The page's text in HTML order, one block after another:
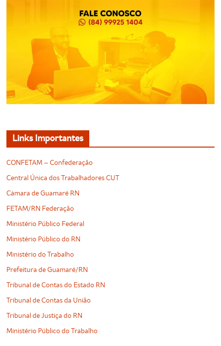
Links Importantes
CONFETAM – Confederação
Central Única dos Trabalhadores CUT
Câmara de Guamaré RN
FETAM/RN Federação
Ministério Público Federal
Ministério Público do RN
Ministério do Trabalho
Prefeitura de Guamaré/RN
Tribunal de Contas do Estado RN
Tribunal de Contas da União
Tribunal de Justiça do RN
Ministério Público do Trabalho